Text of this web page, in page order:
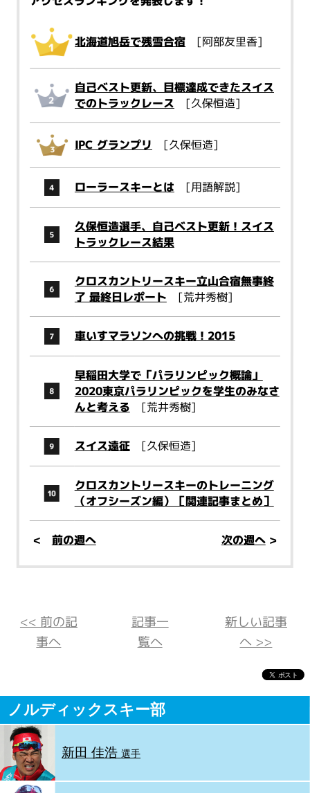
北海道旭岳で残雪合宿 [阿部友里香]
自己ベスト更新、目標達成できたスイス
でのトラックレース [久保恒造]
IPC グランプリ [久保恒造]
ローラースキーとは [用語解説]
久保恒造選手、自己ベスト更新！スイス
トラックレース結果
クロスカントリースキー立山合宿無事終
了 最終日レポート [荒井秀樹]
車いすマラソンへの挑戦！2015
早稲田大学で「パラリンピック概論」
2020東京パラリンピックを学生のみなさ
んと考える [荒井秀樹]
スイス遠征[久保恒造]
クロスカントリースキーのトレーニング
（オフシーズン編）［関連記事まとめ］
< 前の週へ 次の週へ>
<< 前の記
事へ
記事一
覧へ
新しい記事
へ >>
ノルディックスキー部
新田 佳浩選手